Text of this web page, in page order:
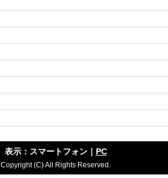
表示：スマートフォン｜ PC
Copyright (C) All Rights Reserved.